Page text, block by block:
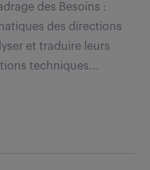
des Besoins :
des directions
et traduire leurs
techniques...